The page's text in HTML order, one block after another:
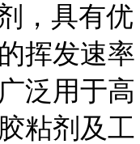
，具有优
挥发速率
泛用于高
粘剂及工